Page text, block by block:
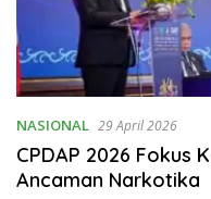
NASIONAL 29 April 2026
CPDAP 2026 Fokus
Ancaman Narkotika